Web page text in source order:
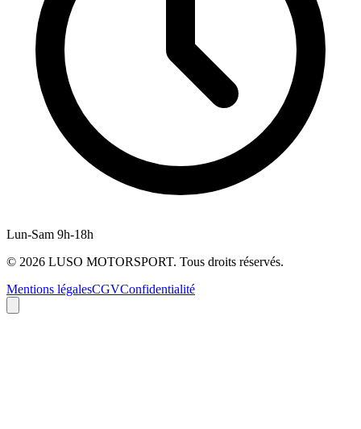
Lun-Sam 9h-18h
© 2026 LUSO MOTORSPORT. Tous droits réservés.
Mentions légalesCGVConfidentialité